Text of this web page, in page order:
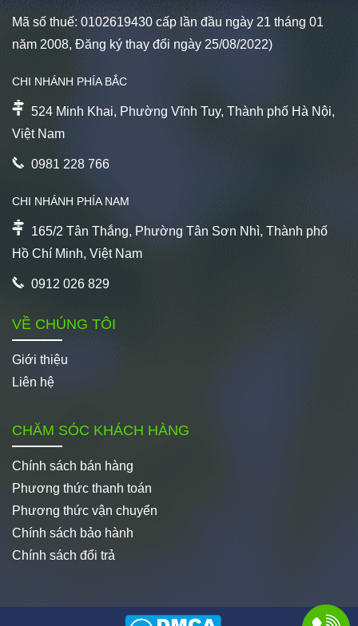
Mã số thuế: 0102619430 cấp lần đầu ngày 21 tháng 01
năm 2008, Đăng ký thay đổi ngày 25/08/2022)
CHI NHÁNH PHÍA BẮC
524 Minh Khai, Phường Vĩnh Tuy, Thành phố Hà Nội,
Việt Nam
0981 228 766
CHI NHÁNH PHÍA NAM
165/2 Tân Thắng, Phường Tân Sơn Nhì, Thành phố
Hồ Chí Minh, Việt Nam
0912 026 829
VỀ CHÚNG TÔI
Giới thiệu
Liên hệ
CHĂM SÓC KHÁCH HÀNG
Chính sách bán hàng
Phương thức thanh toán
Phương thức vận chuyển
Chính sách bảo hành
Chính sách đổi trả